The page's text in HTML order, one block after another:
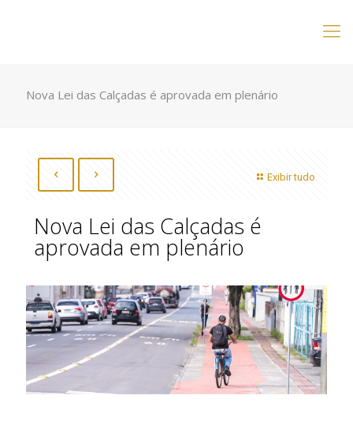
Nova Lei das Calçadas é aprovada em plenário
Exibir tudo
Nova Lei das Calçadas é
aprovada em plenário